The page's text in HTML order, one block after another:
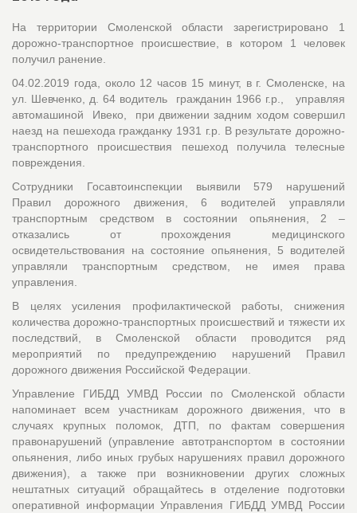
На территории Смоленской области зарегистрировано 1
дорожно-транспортное происшествие, в котором 1 человек
получил ранение.
04.02.2019 года, около 12 часов 15 минут, в г. Смоленске, на
ул. Шевченко, д. 64 водитель гражданин 1966 г.р., управляя
автомашиной Ивеко, при движении задним ходом совершил
наезд на пешехода гражданку 1931 г.р. В результате дорожно-
транспортного происшествия пешеход получила телесные
повреждения.
Сотрудники Госавтоинспекции выявили 579 нарушений
Правил дорожного движения, 6 водителей управляли
транспортным средством в состоянии опьянения, 2 –
отказались от прохождения медицинского
освидетельствования на состояние опьянения, 5 водителей
управляли транспортным средством, не имея права
управления.
В целях усиления профилактической работы, снижения
количества дорожно-транспортных происшествий и тяжести их
последствий, в Смоленской области проводится ряд
мероприятий по предупреждению нарушений Правил
дорожного движения Российской Федерации.
Управление ГИБДД УМВД России по Смоленской области
напоминает всем участникам дорожного движения, что в
случаях крупных поломок, ДТП, по фактам совершения
правонарушений (управление автотранспортом в состоянии
опьянения, либо иных грубых нарушениях правил дорожного
движения), а также при возникновении других сложных
нештатных ситуаций обращайтесь в отделение подготовки
оперативной информации Управления ГИБДД УМВД России